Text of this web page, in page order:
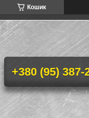
Кошик
+380 (95) 387-